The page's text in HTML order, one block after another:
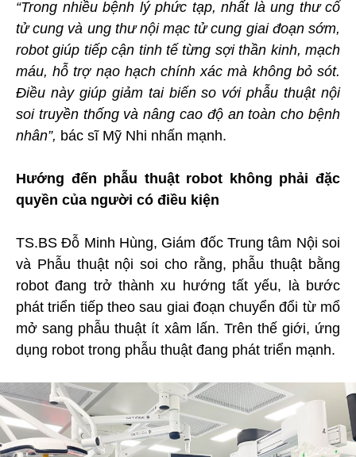
“Trong nhiều bệnh lý phức tạp, nhất là ung thư cổ
tử cung và ung thư nội mạc tử cung giai đoạn sớm,
robot giúp tiếp cận tinh tế từng sợi thần kinh, mạch
máu, hỗ trợ nạo hạch chính xác mà không bỏ sót.
Điều này giúp giảm tai biến so với phẫu thuật nội
soi truyền thống và nâng cao độ an toàn cho bệnh
nhân”, bác sĩ Mỹ Nhi nhấn mạnh.
Hướng đến phẫu thuật robot không phải đặc
quyền của người có điều kiện
TS.BS Đỗ Minh Hùng, Giám đốc Trung tâm Nội soi
và Phẫu thuật nội soi cho rằng, phẫu thuật bằng
robot đang trở thành xu hướng tất yếu, là bước
phát triển tiếp theo sau giai đoạn chuyển đổi từ mổ
mở sang phẫu thuật ít xâm lấn. Trên thế giới, ứng
dụng robot trong phẫu thuật đang phát triển mạnh.